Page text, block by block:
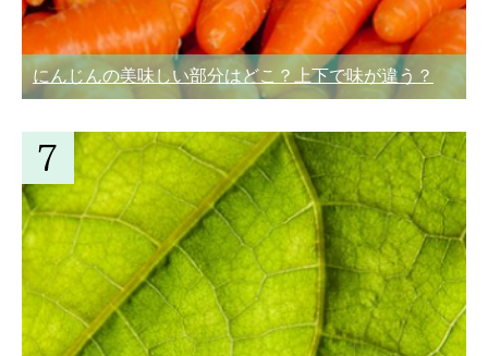
にんじんの美味しい部分はどこ？上下で味が違う？